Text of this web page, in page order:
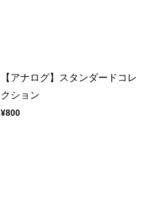
【アナログ】スタンダードコレ
クション
¥800